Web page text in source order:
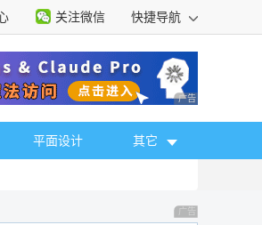
关注微信 快捷导航
广告 商业广告，理
平面设计 其它
广告 商业广告，理